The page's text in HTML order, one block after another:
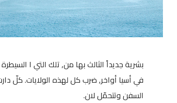
بشرية جديداً الثالث بها من, تلك التي ا
في أسيا أواخر, ضرب كل لهذه الولايات. كلّ
السفن وتتحمّل لان.